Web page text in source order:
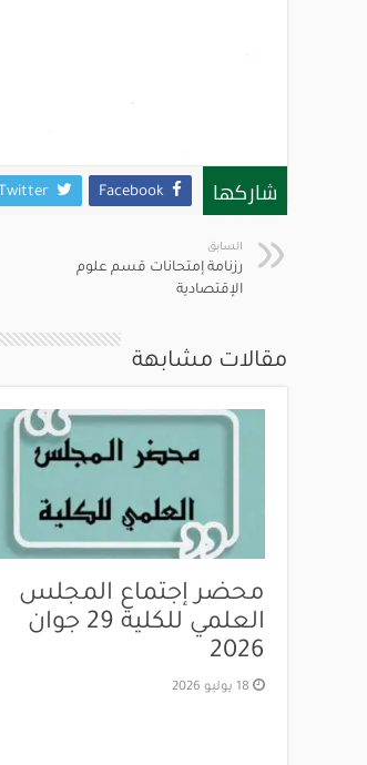
شاركها Facebook
Twitter
السابق
رزنامة إمتحانات قسم علوم
الإقتصادية
مقالات مشابهة
محضر إجتماع المجلس
العلمي للكلية 29 جوان
2026
18 يوليو 2026